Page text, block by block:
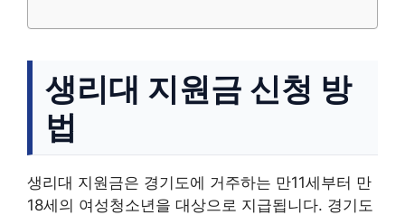
생리대 지원금 신청 방
법
생리대 지원금은 경기도에 거주하는 만11세부터 만
18세의 여성청소년을 대상으로 지급됩니다. 경기도